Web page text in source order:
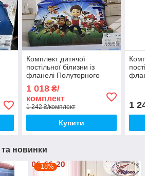
Комплект дитячої
постільної білизни із
фланелі Полуторного
розміру 150*210 см
1 018₴/
комплект
1 242 ₴/комплект
Купити
1
та новинки
–18%